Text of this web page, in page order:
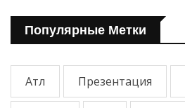
Популярные Метки
Атл Презентация